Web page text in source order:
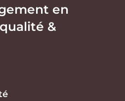
page
du
en
&